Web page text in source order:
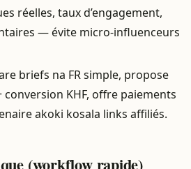
réelles, taux d’engagement,
— évite micro‑influenceurs
briefs na FR simple, propose
KHF, offre paiements
akoki kosala links affiliés.